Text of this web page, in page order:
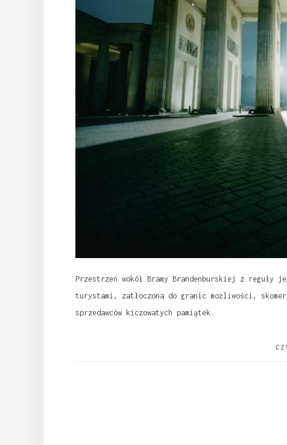
Przestrzeń wokół Bramy Brandenburskiej z reguły
turystami, zatłoczona do granic możliwości,
sprzedawców kiczowatych pamiątek.